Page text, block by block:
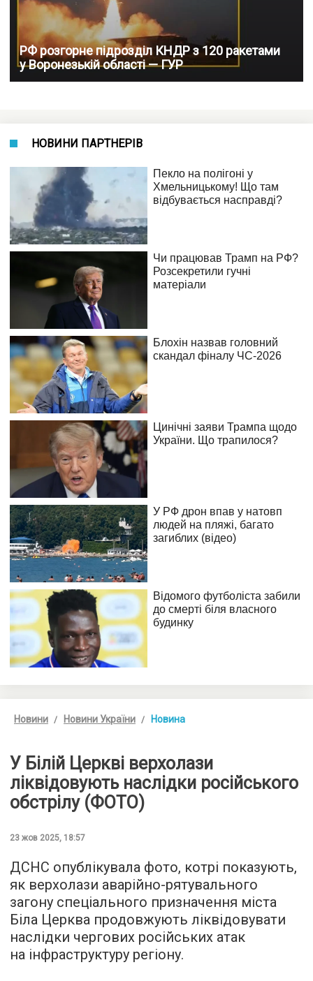
РФ розгорне підрозділ КНДР з 120 ракетами
у Воронезькій області — ГУР
НОВИНИ ПАРТНЕРІВ
Новини Новини України Новина
У Білій Церкві верхолази
ліквідовують наслідки російського
обстрілу (ФОТО)
23 жов 2025, 18:57
ДСНС опублікувала фото, котрі показують,
як верхолази аварійно-рятувального
загону спеціального призначення міста
Біла Церква продовжують ліквідовувати
наслідки чергових російських атак
на інфраструктуру регіону.